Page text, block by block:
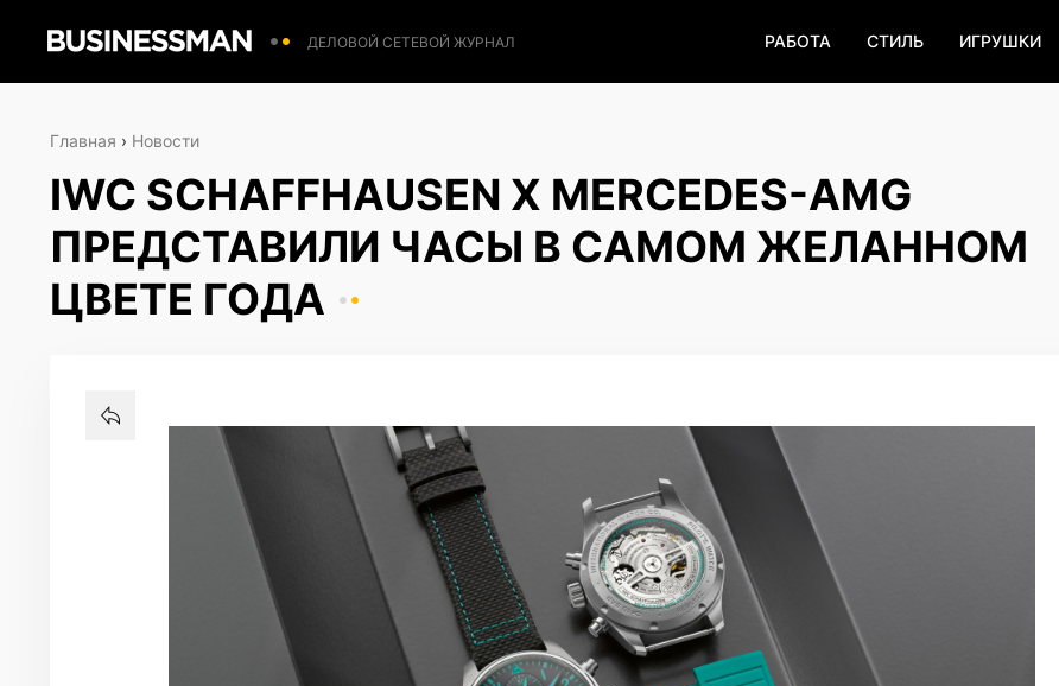
ДЕЛОВОЙ СЕТЕВОЙ ЖУРНАЛ РАБОТА СТИЛЬ ИГРУШКИ
Главная › Новости
IWC SCHAFFHAUSEN X MERCEDES-AMG
ПРЕДСТАВИЛИ ЧАСЫ В САМОМ ЖЕЛАННОМ
ЦВЕТЕ ГОДА